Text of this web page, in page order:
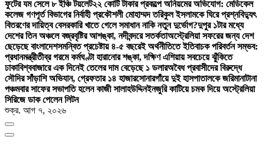
ফুটের যম সেলে ৮ ইঞ্চি টয়লেট২২ কোটি টাকার প্রকল্পে অনিয়মের অভিযোগ: মেডিকেল
কলেজ গণপূর্ত বিভাগের নির্বাহী প্রকৌশলী মোহাম্মদ তরিকুল ইসলামকে ঘিরে প্রশ্নবিদ্যুৎ
বিতরণের দায়িত্ব বেসরকারি খাতে গেলে সমাধান নাকি নতুন দুর্ভোগ?দুপুর ১টার মধ্যে
দেশের তিন অঞ্চলে বজ্রবৃষ্টির আশঙ্কা, নদীবন্দরে সতর্কতাঅস্ট্রেলিয়া সফরের জন্য দেশ
ছেড়েছে বাংলাদেশসমন্বিত প্রচেষ্টায় ৪-৫ বছরেই অর্থনীতিতে ইতিবাচক পরিবর্তন সম্ভব:
প্রধানমন্ত্রীতীব্র গরমে কর্মঘণ্টা হারানোর শঙ্কা, দক্ষিণ এশিয়ায় সবচেয়ে ঝুঁকিতে
ঢাকাবিশ্ববাজারে এক দিনেই তেলের দাম বেড়েছে ১ ডলারঅবৈধ প্রবাসীদের বিরুদ্ধে
সৌদির সাঁড়াশি অভিযান, গ্রেফতার ১৪ হাজারসোনারগাঁয়ে দুই হাসপাতালকে জরিমানাটানা
পঞ্চমবার সাফের সভাপতি হলেন কাজী সালাহউদ্দিনইনজুরি কাটিয়ে চমক দিয়ে অস্ট্রেলিয়া
সিরিজে ডাক পেলেন লিটন
শুক্র. আগ ৭, ২০২৬